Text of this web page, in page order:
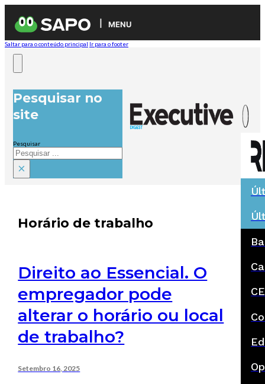
MENU
Saltar para o conteúdo principal Ir para o footer
Pesquisar no
site
Pesquisar
×
Horário de trabalho
Direito ao Essencial. O
empregador pode
alterar o horário ou local
de trabalho?
Setembro 16, 2025